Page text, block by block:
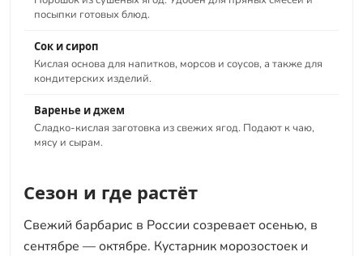
посыпки готовых блюд.
Сок и сироп
Кислая основа для напитков, морсов и соусов, а также для
кондитерских изделий.
Варенье и джем
Сладко-кислая заготовка из свежих ягод. Подают к чаю,
мясу и сырам.
Сезон и где растёт
Свежий барбарис в России созревает осенью, в
сентябре — октябре. Кустарник морозостоек и